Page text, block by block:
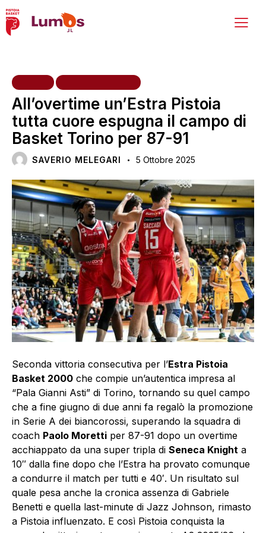
All’overtime un’Estra Pistoia
tutta cuore espugna il campo di
Basket Torino per 87-91
SAVERIO MELEGARI 5 Ottobre 2025
Seconda vittoria consecutiva per l’Estra Pistoia
Basket 2000 che compie un’autentica impresa al
“Pala Gianni Asti” di Torino, tornando su quel campo
che a fine giugno di due anni fa regalò la promozione
in Serie A dei biancorossi, superando la squadra di
coach Paolo Moretti per 87-91 dopo un overtime
acchiappato da una super tripla di Seneca Knight a
10″ dalla fine dopo che l’Estra ha provato comunque
a condurre il match per tutti e 40′. Un risultato sul
quale pesa anche la cronica assenza di Gabriele
Benetti e quella last-minute di Jazz Johnson, rimasto
a Pistoia influenzato. E così Pistoia conquista la